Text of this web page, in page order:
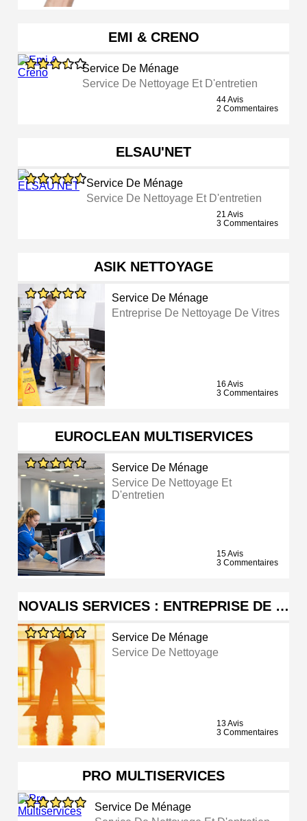
EMI & CRENO
Service De Ménage
Service De Nettoyage Et D'entretien
44 Avis
2 Commentaires
ELSAU'NET
Service De Ménage
Service De Nettoyage Et D'entretien
21 Avis
3 Commentaires
ASIK NETTOYAGE
Service De Ménage
Entreprise De Nettoyage De Vitres
16 Avis
3 Commentaires
EUROCLEAN MULTISERVICES
Service De Ménage
Service De Nettoyage Et
D'entretien
15 Avis
3 Commentaires
NOVALIS SERVICES : ENTREPRISE DE …
Service De Ménage
Service De Nettoyage
13 Avis
3 Commentaires
PRO MULTISERVICES
Service De Ménage